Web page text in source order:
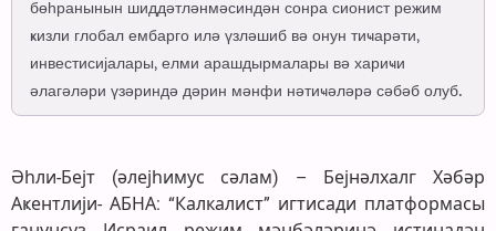
бөһранынын шиддәтләнмәсиндән сонра сионист режим
ҝизли глобал ембарго илә үзләшиб вә онун тиҹарәти,
инвестисијалары, елми арашдырмалары вә хариҹи
әлагәләри үзәриндә дәрин мәнфи нәтиҹәләрә сәбәб олуб.
Әһли-Бејт (әлејһимус сәлам) – Бејнәлхалг Хәбәр
Аҝентлији- АБНА: “Калкалист” игтисади платформасы